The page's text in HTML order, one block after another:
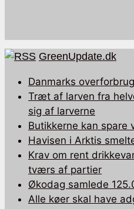
GreenUpdate.dk
Danmarks
Træt af larven fra
sig af larverne
Butikkerne kan
Havisen i Arktis
Krav om rent
tværs af partier
Økodag samlede
Alle køer skal have